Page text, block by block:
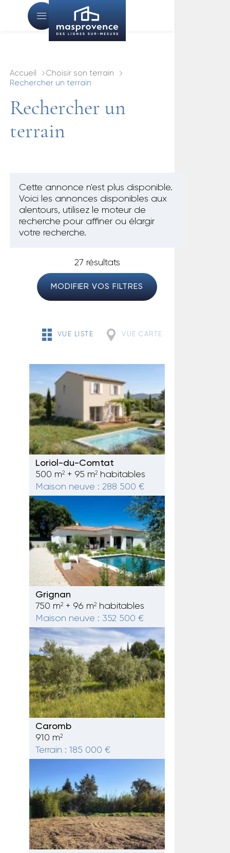
Accueil
Choisir son terrain
Rechercher un terrain
Rechercher un
terrain
Cette annonce n'est plus disponible.
Voici les annonces disponibles aux
alentours, utilisez le moteur de
recherche pour affiner ou élargir
votre recherche.
27 résultats
MODIFIER VOS FILTRES
VUE LISTE VUE CARTE
Loriol-du-Comtat
500 m2 + 95 m2
habitables
Maison neuve : 288 500 €
Grignan
750 m2 + 96 m2
habitables
Maison neuve : 352 500 €
Caromb
910 m2
Terrain : 185 000 €